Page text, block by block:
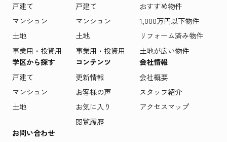
戸建て
マンション
土地
事業用・投資用
戸建て
マンション
土地
事業用・投資用
おすすめ物件
1,000万円以下物件
リフォーム済み物件
土地が広い物件
学区から探す
戸建て
マンション
土地
コンテンツ
更新情報
お客様の声
お気に入り
閲覧履歴
会社情報
会社概要
スタッフ紹介
アクセスマップ
お問い合わせ